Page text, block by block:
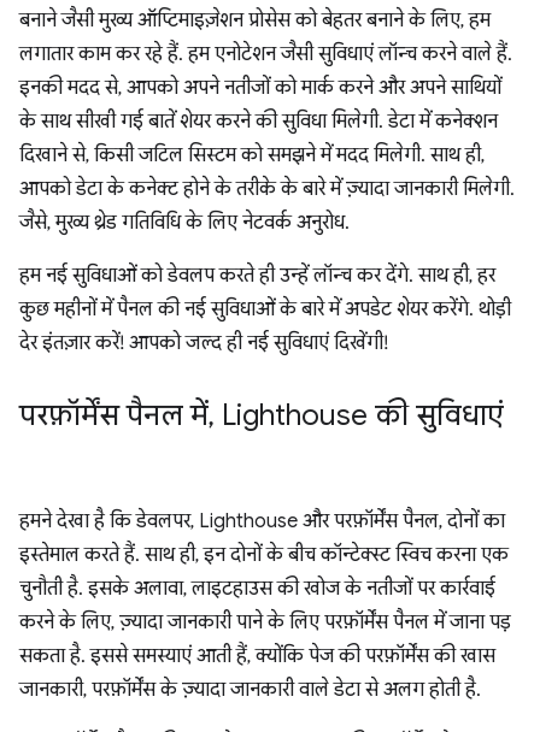
बनाने जैसी मुख्य ऑप्टिमाइज़ेशन प्रोसेस को बेहतर बनाने के लिए, हम
लगातार काम कर रहे हैं. हम एनोटेशन जैसी सुविधाएं लॉन्च करने वाले हैं.
इनकी मदद से, आपको अपने नतीजों को मार्क करने और अपने साथियों
के साथ सीखी गई बातें शेयर करने की सुविधा मिलेगी. डेटा में कनेक्शन
दिखाने से, किसी जटिल सिस्टम को समझने में मदद मिलेगी. साथ ही,
आपको डेटा के कनेक्ट होने के तरीके के बारे में ज़्यादा जानकारी मिलेगी.
जैसे, मुख्य थ्रेड गतिविधि के लिए नेटवर्क अनुरोध.
हम नई सुविधाओं को डेवलप करते ही उन्हें लॉन्च कर देंगे. साथ ही, हर
कुछ महीनों में पैनल की नई सुविधाओं के बारे में अपडेट शेयर करेंगे. थोड़ी
देर इंतज़ार करें! आपको जल्द ही नई सुविधाएं दिखेंगी!
परफ़ॉर्मेंस पैनल में, Lighthouse की सुविधाएं
हमने देखा है कि डेवलपर, Lighthouse और परफ़ॉर्मेंस पैनल, दोनों का
इस्तेमाल करते हैं. साथ ही, इन दोनों के बीच कॉन्टेक्स्ट स्विच करना एक
चुनौती है. इसके अलावा, लाइटहाउस की खोज के नतीजों पर कार्रवाई
करने के लिए, ज़्यादा जानकारी पाने के लिए परफ़ॉर्मेंस पैनल में जाना पड़
सकता है. इससे समस्याएं आती हैं, क्योंकि पेज की परफ़ॉर्मेंस की खास
जानकारी, परफ़ॉर्मेंस के ज़्यादा जानकारी वाले डेटा से अलग होती है.